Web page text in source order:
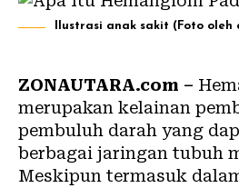
Ilustrasi anak sakit (Foto
ZONAUTARA.com –
merupakan kelainan
pembuluh darah yang
berbagai jaringan tubuh
Meskipun termasuk